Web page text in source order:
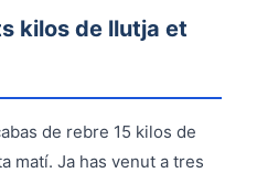
kilos de llutja et
de rebre 15 kilos de
matí. Ja has venut a tres